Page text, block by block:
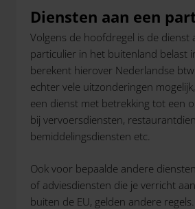
Diensten aan een
Volgens de hoofdregel is de dienst
particulier in het buitenland belast
berekent hierover Nederlandse
echter vele uitzonderingen
een dienst met betrekking tot een
bij vervoersdiensten,
bemiddelingsdiensten etc.
Ook voor bepaalde andere
of adviesdiensten die je verricht
buiten de EU, gelden andere